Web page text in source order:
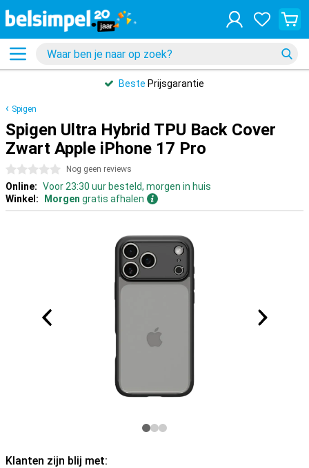
Beste Prijsgarantie
Spigen
Spigen Ultra Hybrid TPU Back Cover
Zwart Apple iPhone 17 Pro
0 sterren Nog geen reviews
Online: Voor 23:30 uur besteld, morgen in huis
Winkel:
Morgen gratis afhalen
Klanten zijn blij met: